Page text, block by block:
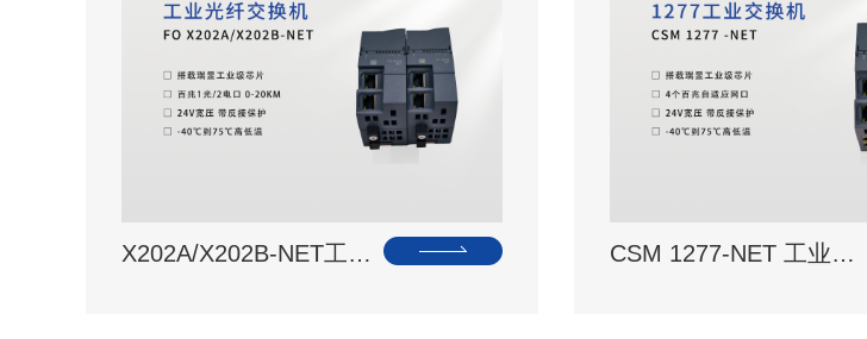
X202A/X202B-NET工… CSM 1277-NET 工业…